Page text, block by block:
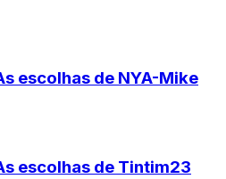
escolhas de NYA-Mike
escolhas de Tintim23